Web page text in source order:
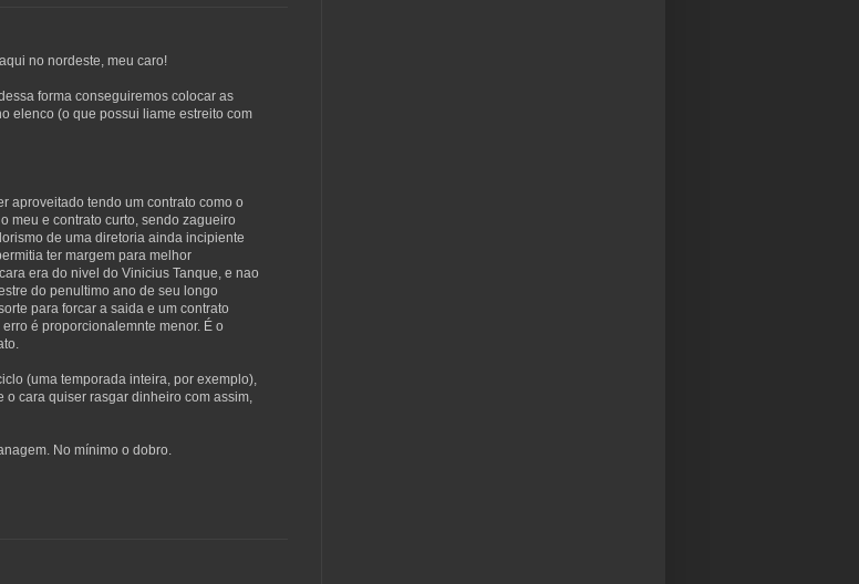
no nordeste, meu caro!
forma conseguiremos colocar as
elenco (o que possui liame estreito com
aproveitado tendo um contrato como o
meu e contrato curto, sendo zagueiro
de uma diretoria ainda incipiente
ter margem para melhor
era do nivel do Vinicius Tanque, e nao
do penultimo ano de seu longo
para forcar a saida e um contrato
é proporcionalemnte menor. É o
(uma temporada inteira, por exemplo),
o cara quiser rasgar dinheiro com assim,
No mínimo o dobro.